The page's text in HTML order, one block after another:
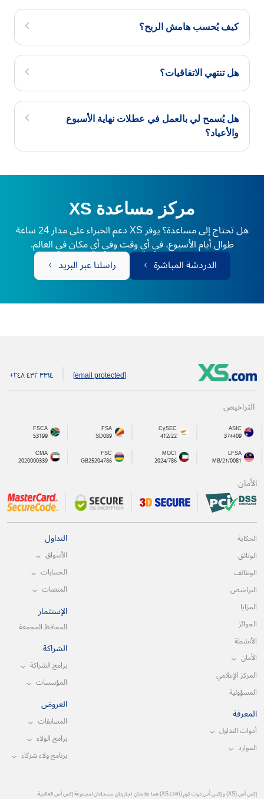
كيف يُحسب هامش الربح؟
هل تنتهي الاتفاقيات؟
هل يُسمح لي بالعمل في عطلات نهاية الأسبوع
والأعياد؟
مركز مساعدة XS
هل تحتاج إلى مساعدة؟ يوفر XS دعم الخبراء على مدار 24 ساعة
طوال أيام الأسبوع، في أي وقت وفي أي مكان في العالم.
الدردشة المباشرة
راسلنا عبر البريد
[email protected] +۲٤۸ ٤۳۲ ۳۳۱٤
التراخيص
ASIC
374409
CySEC
412/22
FSA
SD089
FSCA
53199
LFSA
MB/21/0081
MOCI
2024/786
FSC
GB25204786
CMA
2020000339
الأمان
الحكاية
الوثائق
الوظائف
التراخيص
المزايا
الجوائز
الأنشطة
الأمان
المركز الإعلامي
المسؤولية
المعرفة
أدوات التداول
الموارد
التداول
الأسواق
الحسابات
المنصات
الإستثمار
المحافظ المجمعة
الشراكة
برامج الشراكة
المؤسسات
العروض
المسابقات
برامج الولاء
برنامج ولاء شركاء
إكس أس (XS) و إكس أس دوت كوم (XS.com) هما علامتان تجاريتان مسجلتان لمجموعة إكس أس العالمية.